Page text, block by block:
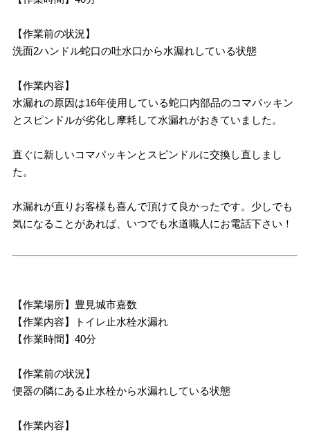
【作業前の状況】
洗面2ハンドル蛇口の吐水口から水漏れしている状態
【作業内容】
水漏れの原因は16年使用している蛇口内部品のコマパッキン
とスピンドルが劣化し摩耗して水漏れがおきていました。
直ぐに新しいコマパッキンとスピンドルに交換し直しまし
た。
水漏れが直りお客様も喜んで頂けて良かったです。少しでも
気になることがあれば、いつでも水道職人にお電話下さい！
【作業場所】豊見城市嘉数
【作業内容】トイレ止水栓水漏れ
【作業時間】40分
【作業前の状況】
便器の隣にある止水栓から水漏れしている状態
【作業内容】